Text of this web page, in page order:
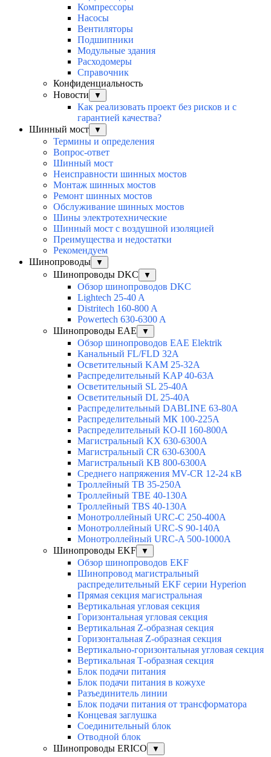
Компрессоры
Насосы
Вентиляторы
Подшипники
Модульные здания
Расходомеры
Справочник
Конфиденциальность
Новости
▼
Как реализовать проект без рисков и с
гарантией качества?
Шинный мост
▼
Термины и определения
Вопрос-ответ
Шинный мост
Неисправности шинных мостов
Монтаж шинных мостов
Ремонт шинных мостов
Обслуживание шинных мостов
Шины электротехнические
Шинный мост с воздушной изоляцией
Преимущества и недостатки
Рекомендуем
Шинопроводы
▼
Шинопроводы DKC ▼
Обзор шинопроводов DKC
Lightech 25-40 A
Distritech 160-800 A
Powertech 630-6300 A
Шинопроводы EAE
▼
Обзор шинопроводов EAE Elektrik
Канальный FL/FLD 32A
Осветительный KAM 25-32А
Распределительный KAP 40-63A
Осветительный SL 25-40А
Осветительный DL 25-40А
Распределительный DABLINE 63-80A
Распределительный МК 100-225А
Распределительный KO-II 160-800А
Магистральный KX 630-6300А
Магистральный CR 630-6300А
Магистральный KB 800-6300А
Среднего напряжения MV-CR 12-24 кВ
Троллейный TB 35-250A
Троллейный TBE 40-130A
Троллейный TBS 40-130A
Монотроллейный URC-C 250-400A
Монотроллейный URC-S 90-140A
Монотроллейный URC-A 500-1000A
Шинопроводы EKF
▼
Обзор шинопроводов EKF
Шинопровод магистральный
распределительный EKF серии Hyperion
Прямая секция магистральная
Вертикальная угловая секция
Горизонтальная угловая секция
Вертикальная Z-образная секция
Горизонтальная Z-образная секция
Вертикально-горизонтальная угловая секция
Вертикальная Т-образная секция
Блок подачи питания
Блок подачи питания в кожухе
Разъединитель линии
Блок подачи питания от трансформатора
Концевая заглушка
Соединительный блок
Отводной блок
Шинопроводы ERICO
▼